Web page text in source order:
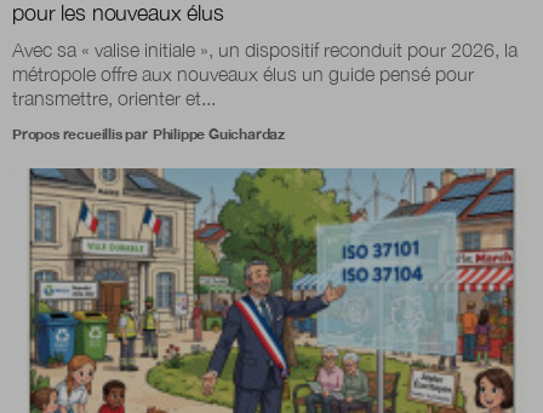
pour les nouveaux élus
Avec sa « valise initiale », un dispositif reconduit pour 2026, la
métropole offre aux nouveaux élus un guide pensé pour
transmettre, orienter et...
Propos recueillis par Philippe Guichardaz